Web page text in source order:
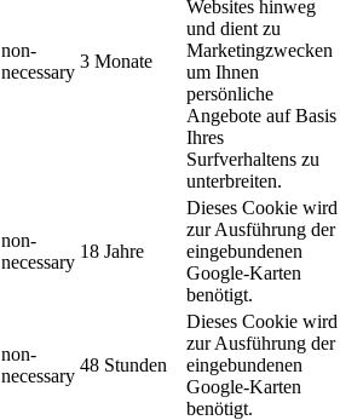
non-
necessary
3 Monate
Websites hinweg
und dient zu
Marketingzwecken
um Ihnen
persönliche
Angebote auf Basis
Ihres
Surfverhaltens zu
unterbreiten.
non-
necessary
18 Jahre
Dieses Cookie wird
zur Ausführung der
eingebundenen
Google-Karten
benötigt.
non-
necessary
48 Stunden
Dieses Cookie wird
zur Ausführung der
eingebundenen
Google-Karten
benötigt.